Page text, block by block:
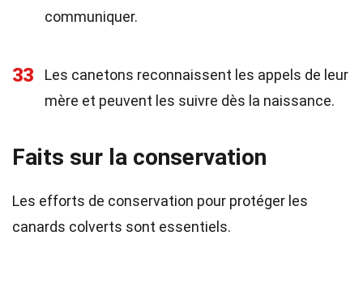
communiquer.
33
Les canetons reconnaissent les appels de leur
mère et peuvent les suivre dès la naissance.
Faits sur la conservation
Les efforts de conservation pour protéger les
canards colverts sont essentiels.